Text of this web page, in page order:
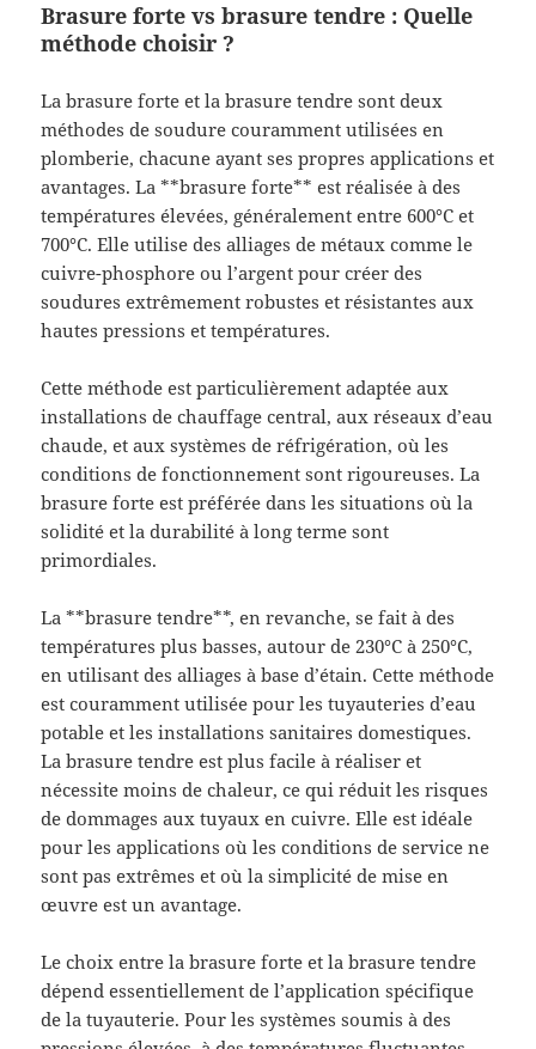
Brasure forte vs brasure tendre : Quelle
méthode choisir ?
La brasure forte et la brasure tendre sont deux
méthodes de soudure couramment utilisées en
plomberie, chacune ayant ses propres applications et
avantages. La **brasure forte** est réalisée à des
températures élevées, généralement entre 600°C et
700°C. Elle utilise des alliages de métaux comme le
cuivre-phosphore ou l’argent pour créer des
soudures extrêmement robustes et résistantes aux
hautes pressions et températures.
Cette méthode est particulièrement adaptée aux
installations de chauffage central, aux réseaux d’eau
chaude, et aux systèmes de réfrigération, où les
conditions de fonctionnement sont rigoureuses. La
brasure forte est préférée dans les situations où la
solidité et la durabilité à long terme sont
primordiales.
La **brasure tendre**, en revanche, se fait à des
températures plus basses, autour de 230°C à 250°C,
en utilisant des alliages à base d’étain. Cette méthode
est couramment utilisée pour les tuyauteries d’eau
potable et les installations sanitaires domestiques.
La brasure tendre est plus facile à réaliser et
nécessite moins de chaleur, ce qui réduit les risques
de dommages aux tuyaux en cuivre. Elle est idéale
pour les applications où les conditions de service ne
sont pas extrêmes et où la simplicité de mise en
œuvre est un avantage.
Le choix entre la brasure forte et la brasure tendre
dépend essentiellement de l’application spécifique
de la tuyauterie. Pour les systèmes soumis à des